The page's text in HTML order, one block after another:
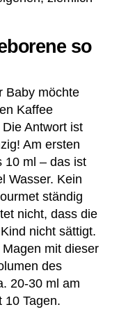
so
Baby möchte
Kaffee
Antwort ist
Am ersten
10 ml – das ist
Wasser. Kein
ständig
nicht, dass die
nicht sättigt.
mit dieser
des
20-30 ml am
10 Tagen.